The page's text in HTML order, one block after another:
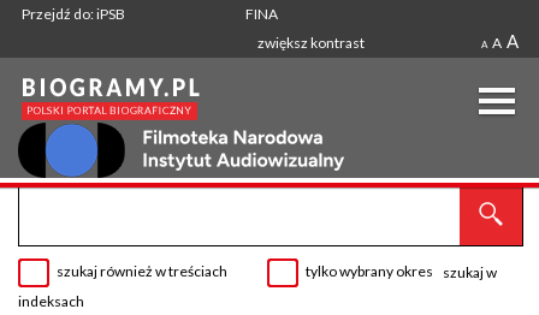
Przejdź do: iPSB
FINA
zwiększ kontrast
A A A
szukaj również w treściach tylko wybrany okres
szukaj w
indeksach